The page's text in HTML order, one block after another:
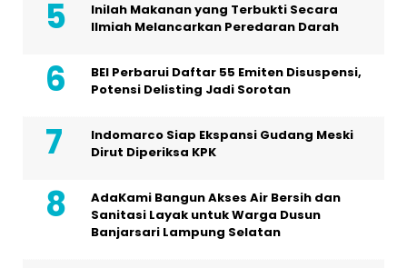
Inilah Makanan yang Terbukti Secara
Ilmiah Melancarkan Peredaran Darah
BEI Perbarui Daftar 55 Emiten Disuspensi,
Potensi Delisting Jadi Sorotan
Indomarco Siap Ekspansi Gudang Meski
Dirut Diperiksa KPK
AdaKami Bangun Akses Air Bersih dan
Sanitasi Layak untuk Warga Dusun
Banjarsari Lampung Selatan